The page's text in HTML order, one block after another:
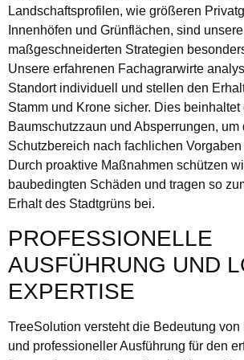
Landschaftsprofilen, wie größeren
Innenhöfen und Grünflächen, sind unsere
maßgeschneiderten Strategien
Unsere erfahrenen Fachagrarwirte
Standort individuell und stellen den
Stamm und Krone sicher. Dies
Baumschutzzaun und Absperrungen, um
Schutzbereich nach fachlichen
Durch proaktive Maßnahmen schützen
baubedingten Schäden und tragen so
Erhalt des Stadtgrüns bei.
PROFESSIONELLE
AUSFÜHRUNG UND
EXPERTISE
TreeSolution versteht die Bedeutung
und professioneller Ausführung für den